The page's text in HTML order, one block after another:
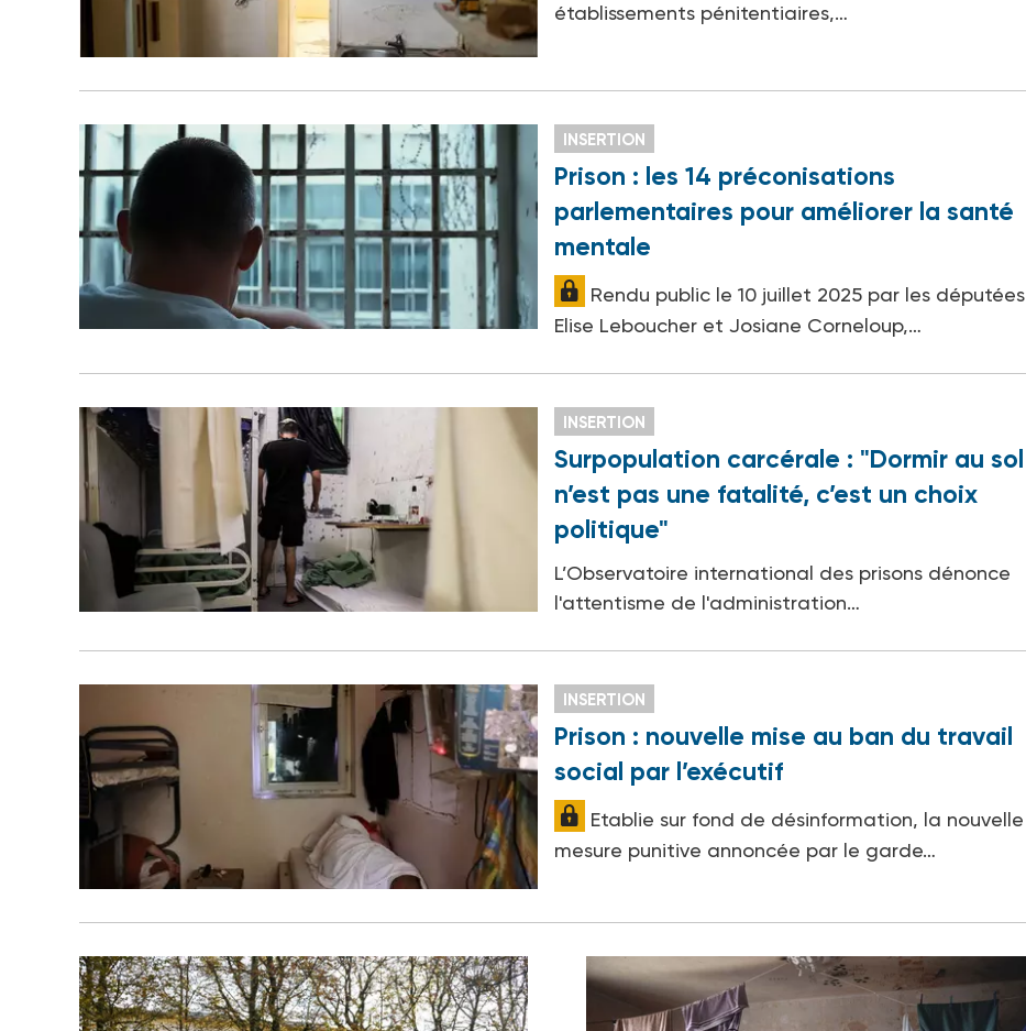
établissements pénitentiaires,…
INSERTION
Prison : les 14 préconisations
parlementaires pour améliorer la santé
mentale
Rendu public le 10 juillet 2025 par les députées
Elise Leboucher et Josiane Corneloup,…
INSERTION
Surpopulation carcérale : "Dormir au sol
n’est pas une fatalité, c’est un choix
politique"
L’Observatoire international des prisons dénonce
l'attentisme de l'administration…
INSERTION
Prison : nouvelle mise au ban du travail
social par l’exécutif
Etablie sur fond de désinformation, la nouvelle
mesure punitive annoncée par le garde…